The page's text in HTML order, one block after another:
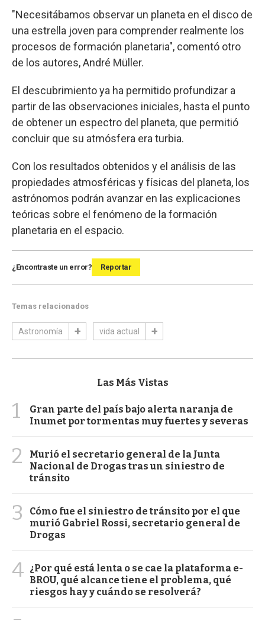
"Necesitábamos observar un planeta en el disco de
una estrella joven para comprender realmente los
procesos de formación planetaria", comentó otro
de los autores, André Müller.
El descubrimiento ya ha permitido profundizar a
partir de las observaciones iniciales, hasta el punto
de obtener un espectro del planeta, que permitió
concluir que su atmósfera era turbia.
Con los resultados obtenidos y el análisis de las
propiedades atmosféricas y físicas del planeta, los
astrónomos podrán avanzar en las explicaciones
teóricas sobre el fenómeno de la formación
planetaria en el espacio.
¿Encontraste un error? Reportar
Temas relacionados
Astronomía vida actual
Las Más Vistas
1
Gran parte del país bajo alerta naranja de
Inumet por tormentas muy fuertes y severas
2
Murió el secretario general de la Junta
Nacional de Drogas tras un siniestro de
tránsito
3
Cómo fue el siniestro de tránsito por el que
murió Gabriel Rossi, secretario general de
Drogas
4 ¿Por qué está lenta o se cae la plataforma e-
BROU, qué alcance tiene el problema, qué
riesgos hay y cuándo se resolverá?